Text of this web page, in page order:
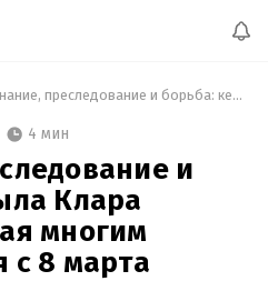
Изгнание, преследование и борьба: кем была Клара Цеткин, которая многим ассоциируется с 8 марта
4 мин
и
Клара
многим
с 8 марта